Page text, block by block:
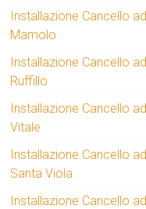
Installazione Cancello
Mamolo
Installazione Cancello
Ruffillo
Installazione Cancello
Vitale
Installazione Cancello
Santa Viola
Installazione Cancello